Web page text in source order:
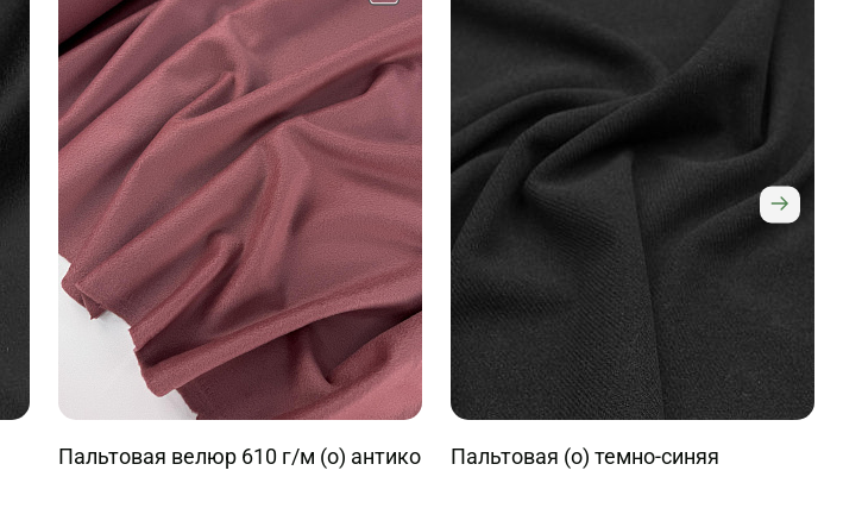
Пальтовая велюр 610 г/м (о) антико Пальтовая (о) темно-синяя